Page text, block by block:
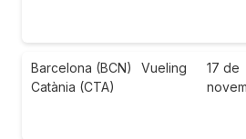
Barcelona (BCN)
Catània (CTA)
Vueling
17 de